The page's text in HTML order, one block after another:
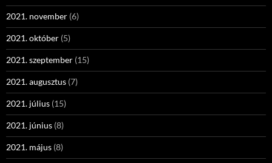
2021. november (6)
2021. október (5)
2021. szeptember (15)
2021. augusztus (7)
2021. július (15)
2021. június (8)
2021. május (8)